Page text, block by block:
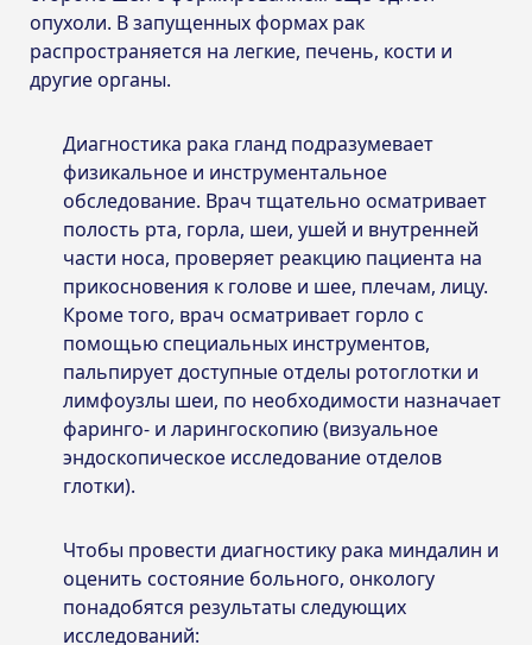
опухоли. В запущенных формах рак
распространяется на легкие, печень, кости и
другие органы.
Диагностика рака гланд подразумевает
физикальное и инструментальное
обследование. Врач тщательно осматривает
полость рта, горла, шеи, ушей и внутренней
части носа, проверяет реакцию пациента на
прикосновения к голове и шее, плечам, лицу.
Кроме того, врач осматривает горло с
помощью специальных инструментов,
пальпирует доступные отделы ротоглотки и
лимфоузлы шеи, по необходимости назначает
фаринго- и ларингоскопию (визуальное
эндоскопическое исследование отделов
глотки).
Чтобы провести диагностику рака миндалин и
оценить состояние больного, онкологу
понадобятся результаты следующих
исследований: